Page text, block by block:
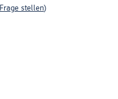
Frage stellen)